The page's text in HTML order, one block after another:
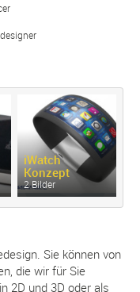
iWatch
Konzept
2 Bilder
Sie können von
die wir für Sie
2D und 3D oder als